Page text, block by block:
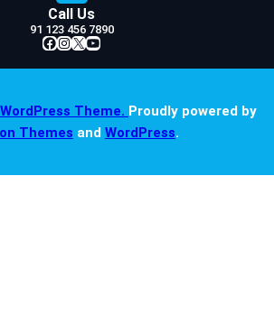
Call Us
91 123 456 7890
Facebook InstagramX YouTube
Theme. Proudly powered by
Themes and WordPress.